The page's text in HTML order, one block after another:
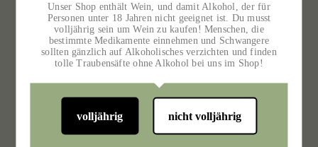
PHILOSOPHIE
Unser Shop enthält Wein, und damit Alkohol, der für
Personen unter 18 Jahren nicht geeignet ist. Du musst
volljährig sein um Wein zu kaufen! Menschen, die
bestimmte Medikamente einnehmen und Schwangere
sollten gänzlich auf Alkoholisches verzichten und finden
tolle Traubensäfte ohne Alkohol bei uns im Shop!
volljährig nicht volljährig